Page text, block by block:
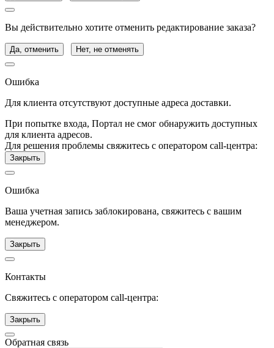
Вы действительно хотите отменить редактирование заказа?
Да, отменить Нет, не отменять
Ошибка
Для клиента отсутствуют доступные адреса доставки.
При попытке входа, Портал не смог обнаружить доступных
для клиента адресов.
Для решения проблемы свяжитесь с оператором call-центра:
Закрыть
Ошибка
Ваша учетная запись заблокирована, свяжитесь с вашим
менеджером.
Закрыть
Контакты
Свяжитесь с оператором call-центра:
Закрыть
Обратная связь